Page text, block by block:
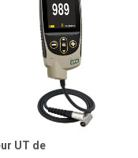
UT de